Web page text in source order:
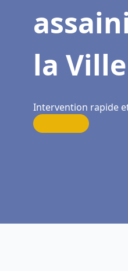
la Ville
Intervention rapide